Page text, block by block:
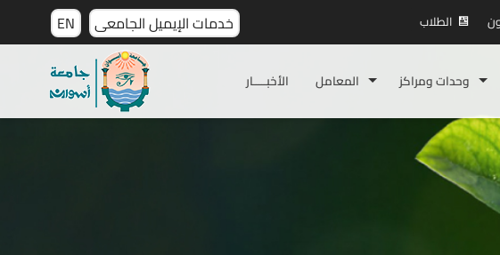
EN خدمات الإيميل الجامعى الطلاب
الأخبـــــار المعامل وحدات ومراكز